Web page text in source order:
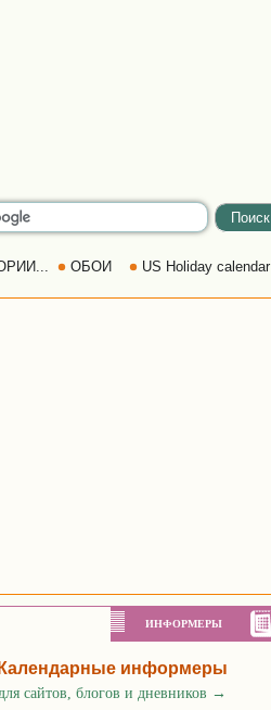
ОБОИ US Holiday calendar
ИНФОРМЕРЫ
Календарные информеры
сайтов, блогов и дневников →